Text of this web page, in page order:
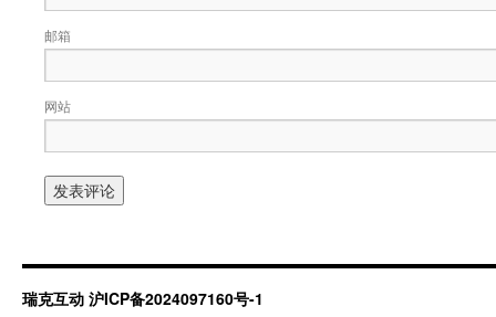
邮箱
网站
瑞克互动 沪ICP备2024097160号-1